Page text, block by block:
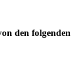
den folgenden